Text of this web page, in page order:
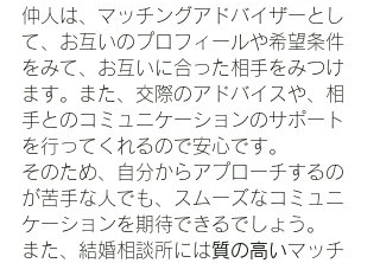
仲人は、マッチングアドバイザーとし
て、お互いのプロフィールや希望条件
をみて、お互いに合った相手をみつけ
ます。また、交際のアドバイスや、相
手とのコミュニケーションのサポート
を行ってくれるので安心です。
そのため、自分からアプローチするの
が苦手な人でも、スムーズなコミュニ
ケーションを期待できるでしょう。
また、結婚相談所には質の高いマッチ